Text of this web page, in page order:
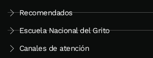
Recomendados
Escuela Nacional del Grito
Canales de atención